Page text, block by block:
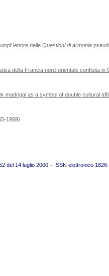
lettore delleQuestioni di armonia
della Francia nord-orientale confluita in
madrigal as a symbol of double cultural
1999)
del 14 luglio 2000 – ISSN elettronico